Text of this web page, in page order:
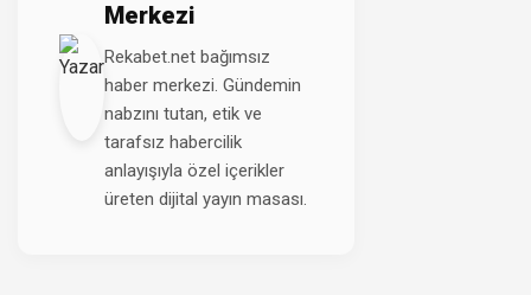
Merkezi
Rekabet.net bağımsız
haber merkezi. Gündemin
nabzını tutan, etik ve
tarafsız habercilik
anlayışıyla özel içerikler
üreten dijital yayın masası.